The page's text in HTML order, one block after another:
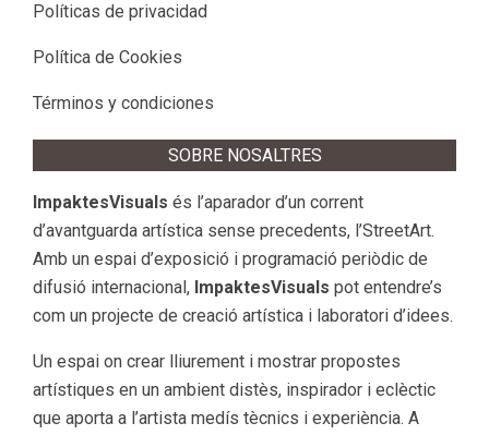
Políticas de privacidad
Política de Cookies
Términos y condiciones
SOBRE NOSALTRES
ImpaktesVisuals és l’aparador d’un corrent
d’avantguarda artística sense precedents, l’StreetArt.
Amb un espai d’exposició i programació periòdic de
difusió internacional, ImpaktesVisuals pot entendre’s
com un projecte de creació artística i laboratori d’idees.
Un espai on crear lliurement i mostrar propostes
artístiques en un ambient distès, inspirador i eclèctic
que aporta a l’artista medís tècnics i experiència. A